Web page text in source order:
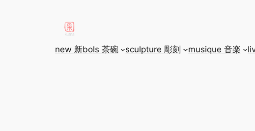
new 新bols 茶碗 sculpture 彫刻 musique 音楽